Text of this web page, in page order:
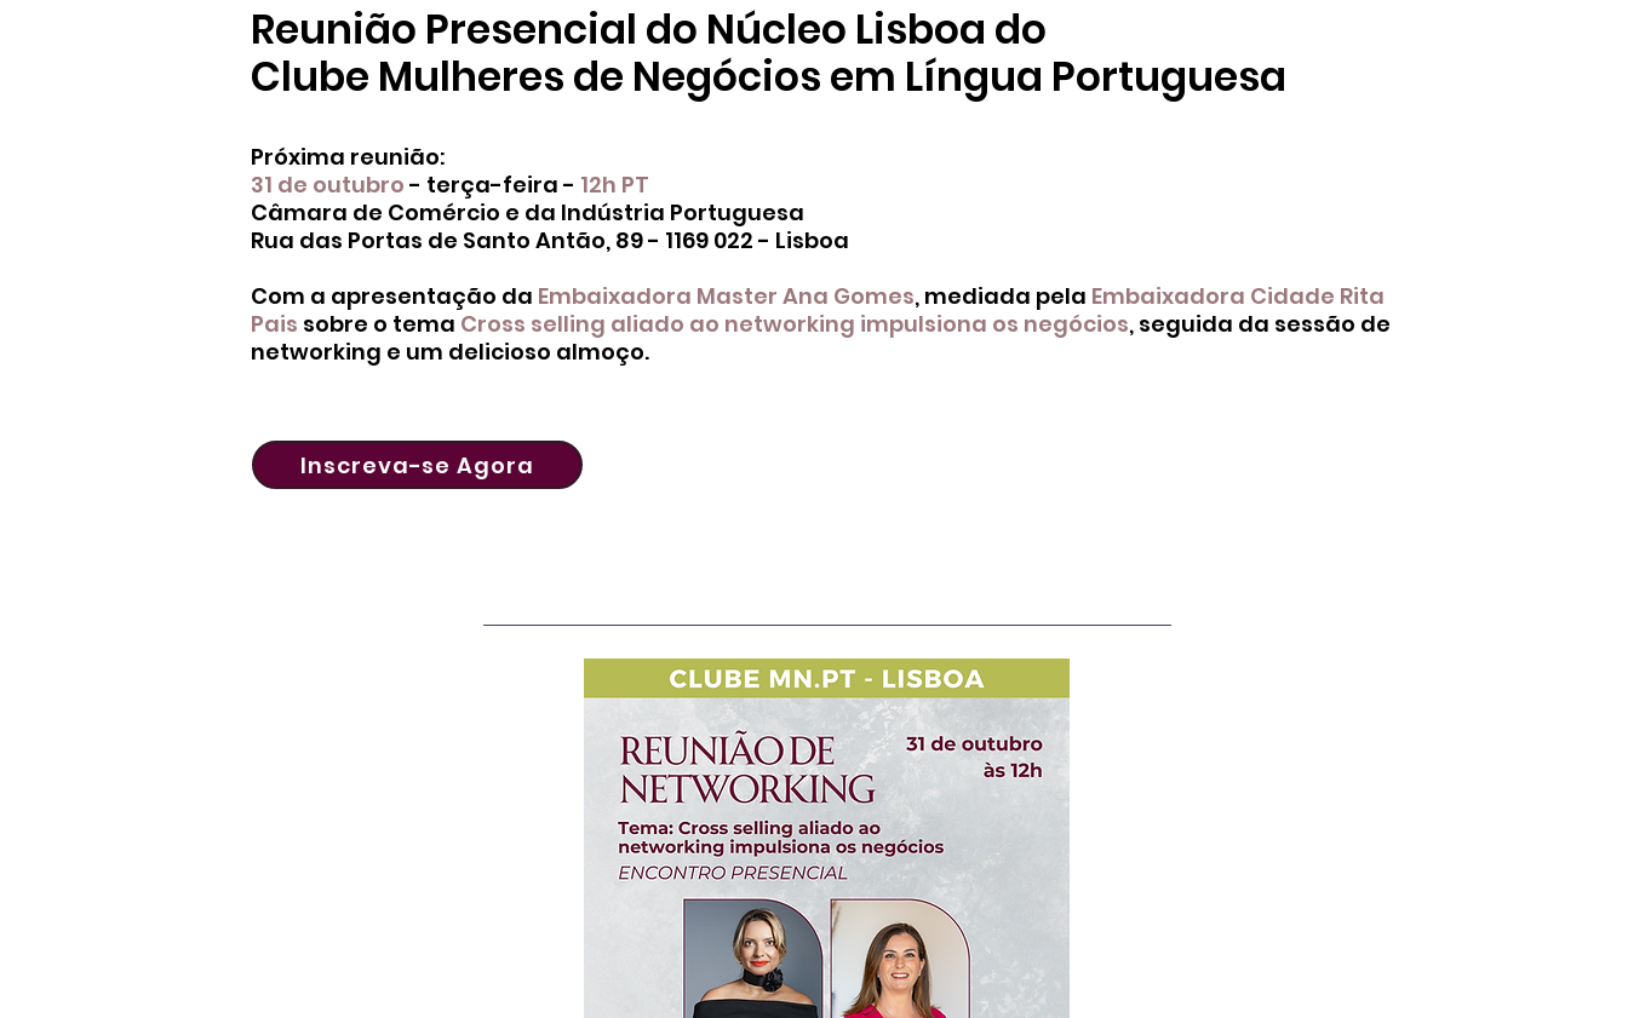
Reunião Presencial do Núcleo Lisboa do
Clube Mulheres de Negócios em Língua Portuguesa
Próxima reunião:
31 de outubro - terça-feira - 12h PT
Câmara de Comércio e da Indústria Portuguesa
Rua das Portas de Santo Antão, 89 - 1169 022 - Lisboa
Com a apresentação da Embaixadora Master Ana Gomes, mediada pela Embaixadora Cidade Rita
Pais sobre o tema Cross selling aliado ao networking impulsiona os negócios, seguida da sessão de
networking e um delicioso almoço.
Inscreva-se Agora